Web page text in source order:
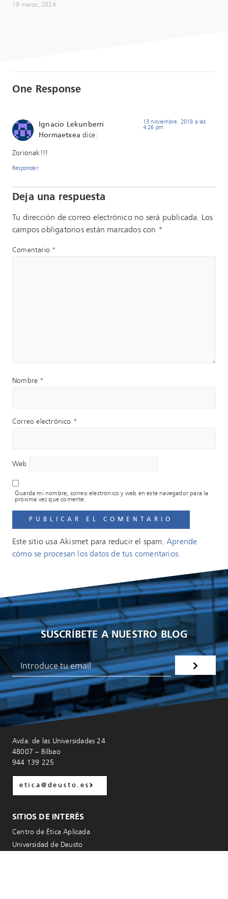
19 marzo, 2024
One Response
Ignacio Lekunberri
Hormaetxea dice:
13 noviembre, 2018 a las
4:26 pm
Zorionak!!!
Responder
Deja una respuesta
Tu dirección de correo electrónico no será publicada. Los
campos obligatorios están marcados con *
Comentario *
Nombre *
Correo electrónico *
Web
Guarda mi nombre, correo electrónico y web en este navegador para la
próxima vez que comente.
Este sitio usa Akismet para reducir el spam. Aprende
cómo se procesan los datos de tus comentarios.
SUSCRÍBETE A NUESTRO BLOG
Avda. de las Universidades 24
48007 – Bilbao
944 139 225
etica@deusto.es
SITIOS DE INTERÉS
Centro de Ética Aplicada
Universidad de Deusto